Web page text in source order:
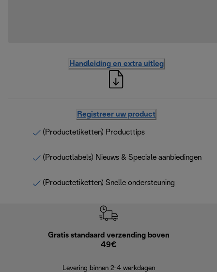
Handleiding en extra uitleg
Registreer uw product
(Productetiketten) Producttips
(Productlabels) Nieuws & Speciale aanbiedingen
(Productetiketten) Snelle ondersteuning
Gratis standaard verzending boven
49€
Levering binnen 2-4 werkdagen